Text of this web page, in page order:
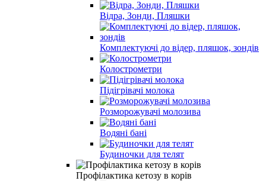
Відра, Зонди, Пляшки
Комплектуючі до відер, пляшок, зондів
Колострометри
Підігрівачі молока
Розморожувачі молозива
Водяні бані
Будиночки для телят
Профілактика кетозу в корів